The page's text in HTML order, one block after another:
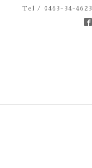
Tel / 0463-34-4623